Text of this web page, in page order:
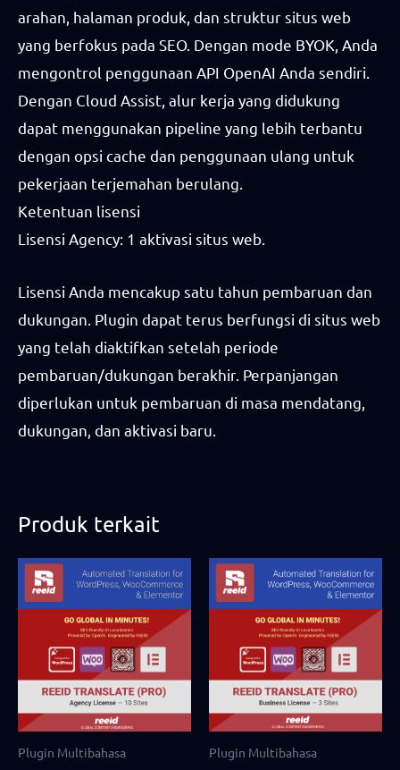
arahan, halaman produk, dan struktur situs web
yang berfokus pada SEO. Dengan mode BYOK, Anda
mengontrol penggunaan API OpenAI Anda sendiri.
Dengan Cloud Assist, alur kerja yang didukung
dapat menggunakan pipeline yang lebih terbantu
dengan opsi cache dan penggunaan ulang untuk
pekerjaan terjemahan berulang.
Ketentuan lisensi
Lisensi Agency: 1 aktivasi situs web.
Lisensi Anda mencakup satu tahun pembaruan dan
dukungan. Plugin dapat terus berfungsi di situs web
yang telah diaktifkan setelah periode
pembaruan/dukungan berakhir. Perpanjangan
diperlukan untuk pembaruan di masa mendatang,
dukungan, dan aktivasi baru.
Produk terkait
Plugin Multibahasa Plugin Multibahasa